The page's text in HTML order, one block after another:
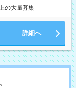
の大量募集
詳細へ